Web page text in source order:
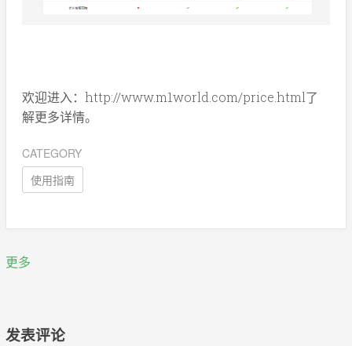
欢迎进入：http://www.m1world.com/price.html了
解更多详情。
CATEGORY
使用指南
更多
发表评论